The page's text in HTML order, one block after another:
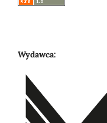
Wydawca: